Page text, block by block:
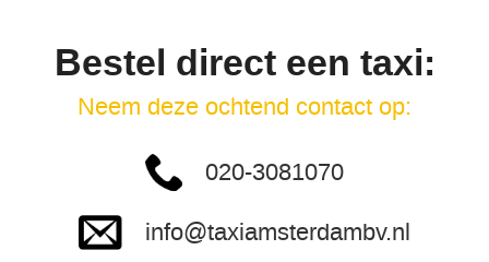
Bestel direct een taxi:
Neem deze ochtend contact op:
020-3081070
info@taxiamsterdambv.nl